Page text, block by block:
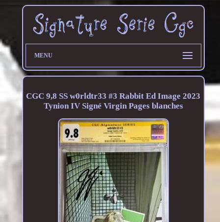
MENU
CGC 9,8 SS w0rldtr33 #3 Rabbit Ed Image 2023
Tynion IV Signé Virgin Pages blanches